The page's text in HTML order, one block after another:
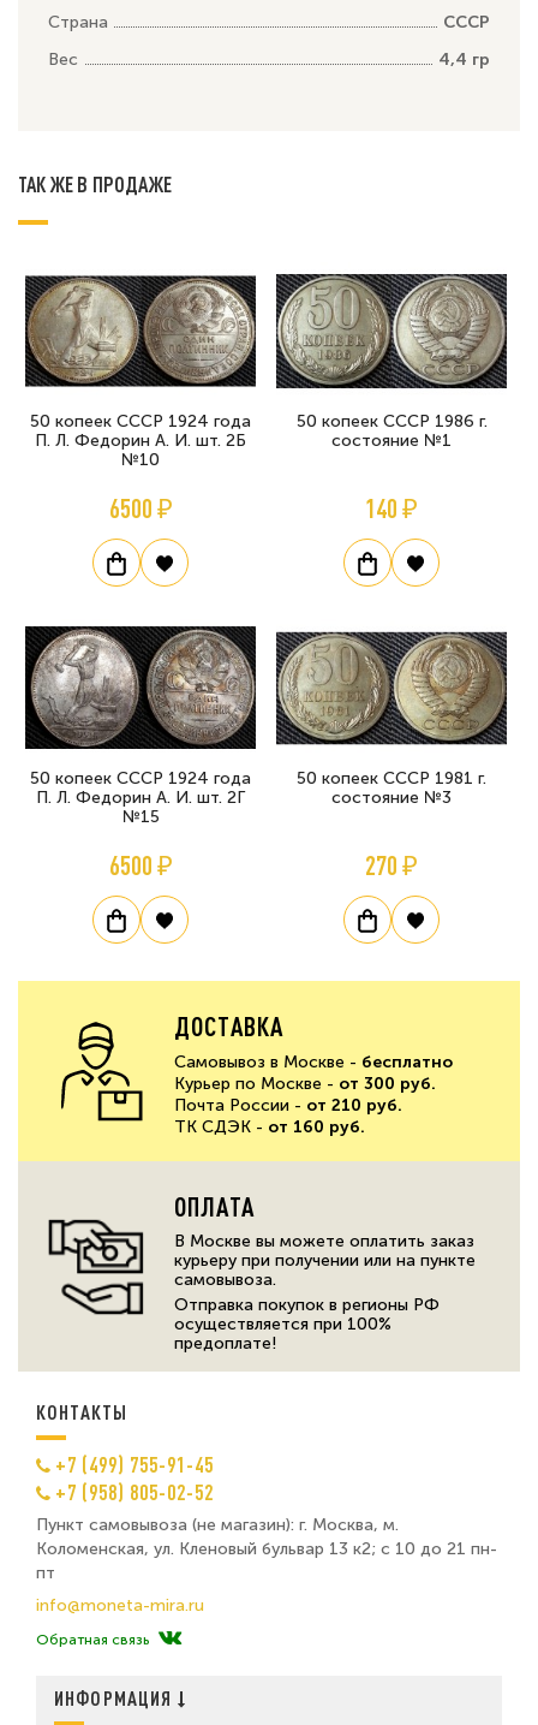
Страна
СССР
Вес
4,4 гр
ТАК ЖЕ В ПРОДАЖЕ
50 копеек СССР 1924 года
П. Л. Федорин А. И. шт. 2Б
№10
6500 ₽
50 копеек СССР 1986 г.
состояние №1
140 ₽
50 копеек СССР 1924 года
П. Л. Федорин А. И. шт. 2Г
№15
6500 ₽
50 копеек СССР 1981 г.
состояние №3
270 ₽
ДОСТАВКА
Самовывоз в Москве - бесплатно
Курьер по Москве - от 300 руб.
Почта России - от 210 руб.
ТК СДЭК - от 160 руб.
ОПЛАТА
В Москве вы можете оплатить заказ
курьеру при получении или на пункте
самовывоза.
Отправка покупок в регионы РФ
осуществляется при 100%
предоплате!
КОНТАКТЫ
+7 (499) 755-91-45
+7 (958) 805-02-52
Пункт самовывоза (не магазин): г. Москва, м.
Коломенская, ул. Кленовый бульвар 13 к2; с 10 до 21 пн-
пт
info@moneta-mira.ru
Обратная связь
ИНФОРМАЦИЯ